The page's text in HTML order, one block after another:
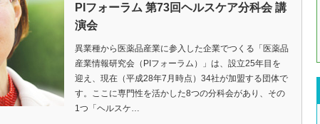
PIフォーラム 第73回ヘルスケア分科会 講
演会
異業種から医薬品産業に参入した企業でつくる「医薬品
産業情報研究会（PIフォーラム）」は、設立25年目を
迎え、現在（平成28年7月時点）34社が加盟する団体で
す。ここに専門性を活かした8つの分科会があり、その
1つ「ヘルスケ…